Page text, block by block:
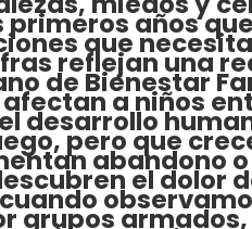
años
que
reflejan una
de Bienestar
a niños
desarrollo
pero que
abandono
el dolor
grupos